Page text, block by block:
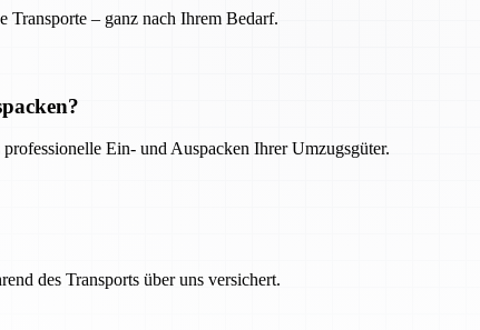
Transporte – ganz nach Ihrem Bedarf.
Ein- und Auspacken Ihrer Umzugsgüter.
des Transports über uns versichert.